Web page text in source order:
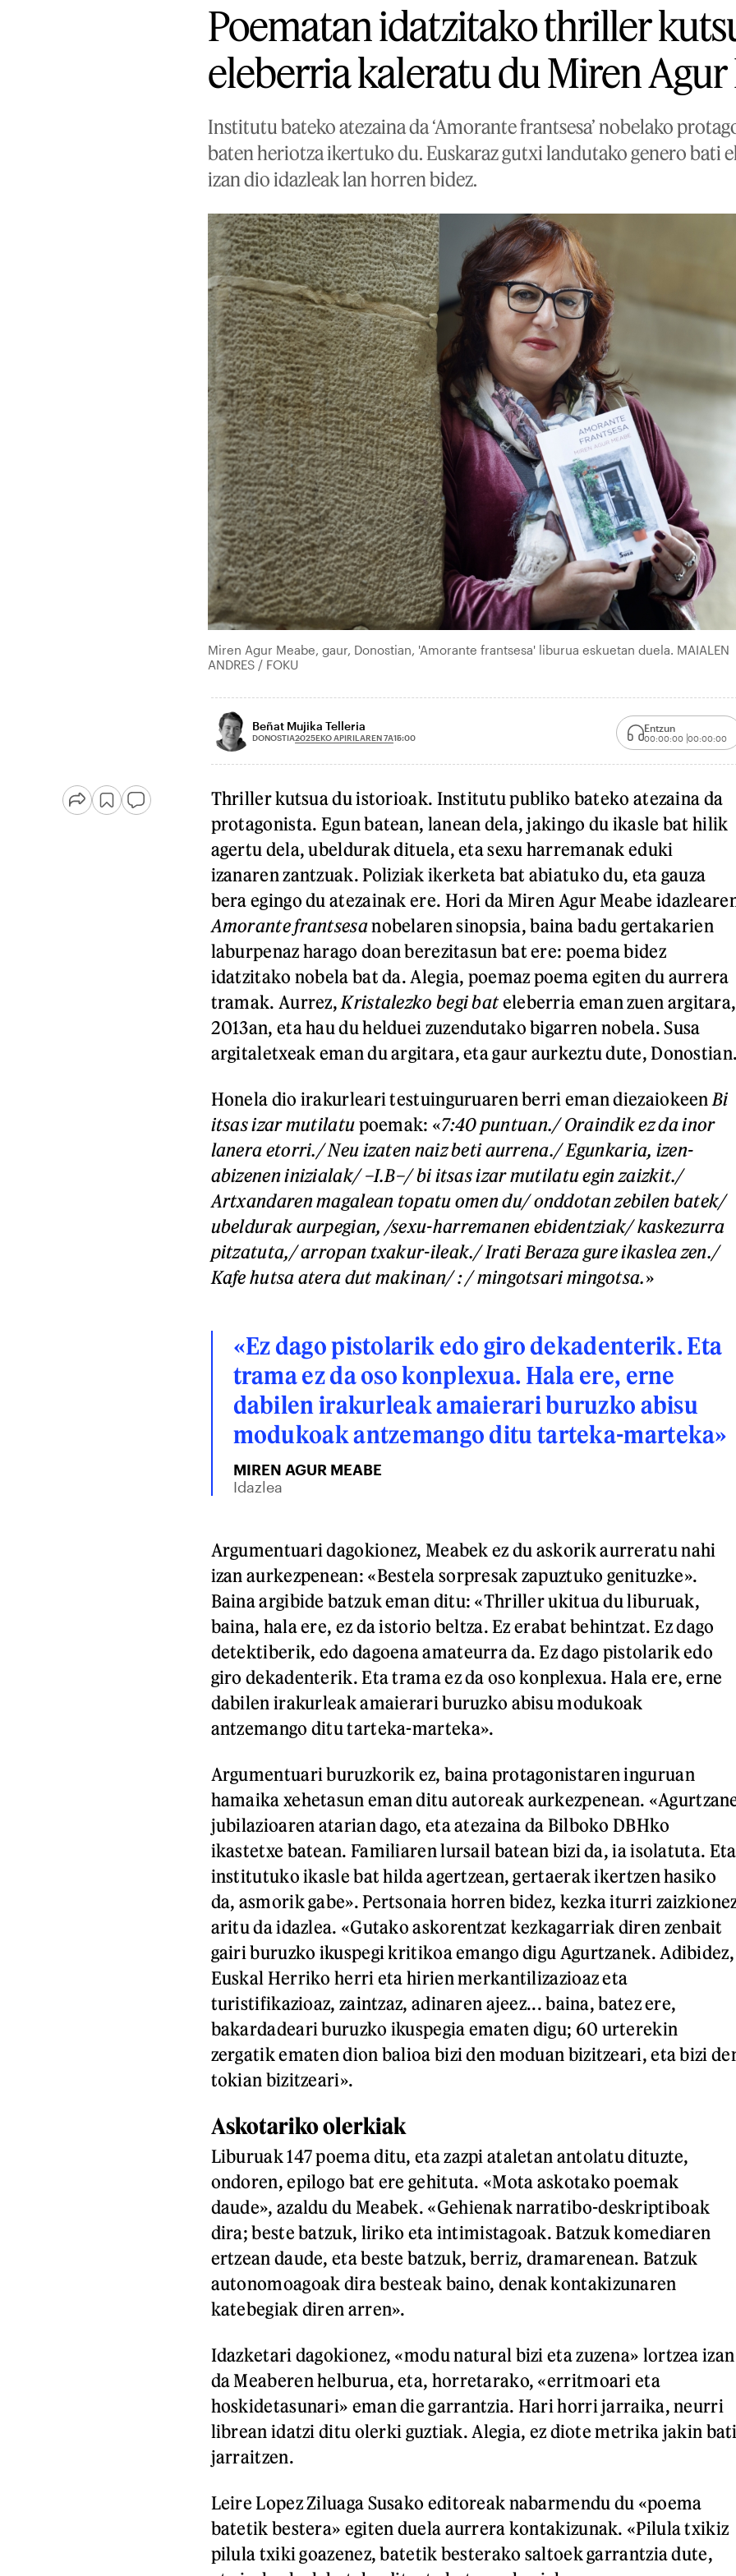
Poematan idatzitako thriller
eleberria kaleratu du Miren
Institutu bateko atezaina da ‘Amorante frantsesa’ nobelako
baten heriotza ikertuko du. Euskaraz gutxi landutako genero bati
izan dio idazleak lan horren bidez.
Miren Agur Meabe, gaur, Donostian, 'Amorante frantsesa' liburua eskuetan duela. MAIALEN
ANDRES / FOKU
Beñat Mujika Telleria
DONOSTIA2025EKO APIRILAREN 7A15:00
Entzun
00:00:00 00:00:00
Thriller kutsua du istorioak. Institutu publiko bateko atezaina da
protagonista. Egun batean, lanean dela, jakingo du ikasle bat hilik
agertu dela, ubeldurak dituela, eta sexu harremanak eduki
izanaren zantzuak. Poliziak ikerketa bat abiatuko du, eta gauza
bera egingo du atezainak ere. Hori da Miren Agur Meabe
Amorante frantsesanobelaren sinopsia, baina badu gertakarien
laburpenaz harago doan berezitasun bat ere: poema bidez
idatzitako nobela bat da. Alegia, poemaz poema egiten du aurrera
tramak. Aurrez, Kristalezko begi bateleberria eman zuen argitara,
2013an, eta hau du helduei zuzendutako bigarren nobela. Susa
argitaletxeak eman du argitara, eta gaur aurkeztu dute, Donostian.
Honela dio irakurleari testuinguruaren berri eman diezaiokeen Bi
itsas izar mutilatu poemak: «7:40 puntuan./ Oraindik ez da inor
lanera etorri./ Neu izaten naiz beti aurrena./ Egunkaria, izen-
abizenen inizialak/ –I.B–/ bi itsas izar mutilatu egin zaizkit./
Artxandaren magalean topatu omen du/ onddotan zebilen batek/
ubeldurak aurpegian, /sexu-harremanen ebidentziak/ kaskezurra
pitzatuta,/ arropan txakur-ileak./ Irati Beraza gure ikaslea zen./
Kafe hutsa atera dut makinan/ : / mingotsari mingotsa.»
«Ez dago pistolarik edo giro dekadenterik. Eta
trama ez da oso konplexua. Hala ere, erne
dabilen irakurleak amaierari buruzko abisu
modukoak antzemango ditu tarteka-marteka»
MIREN AGUR MEABE
Idazlea
Argumentuari dagokionez, Meabek ez du askorik aurreratu nahi
izan aurkezpenean: «Bestela sorpresak zapuztuko genituzke».
Baina argibide batzuk eman ditu: «Thriller ukitua du liburuak,
baina, hala ere, ez da istorio beltza. Ez erabat behintzat. Ez dago
detektiberik, edo dagoena amateurra da. Ez dago pistolarik edo
giro dekadenterik. Eta trama ez da oso konplexua. Hala ere, erne
dabilen irakurleak amaierari buruzko abisu modukoak
antzemango ditu tarteka-marteka».
Argumentuari buruzkorik ez, baina protagonistaren inguruan
hamaika xehetasun eman ditu autoreak aurkezpenean.
jubilazioaren atarian dago, eta atezaina da Bilboko DBHko
ikastetxe batean. Familiaren lursail batean bizi da, ia isolatuta. Eta
institutuko ikasle bat hilda agertzean, gertaerak ikertzen hasiko
da, asmorik gabe». Pertsonaia horren bidez, kezka iturri
aritu da idazlea. «Gutako askorentzat kezkagarriak diren zenbait
gairi buruzko ikuspegi kritikoa emango digu Agurtzanek. Adibidez,
Euskal Herriko herri eta hirien merkantilizazioaz eta
turistifikazioaz, zaintzaz, adinaren ajeez... baina, batez ere,
bakardadeari buruzko ikuspegia ematen digu; 60 urterekin
zergatik ematen dion balioa bizi den moduan bizitzeari, eta bizi
tokian bizitzeari».
Askotariko olerkiak
Liburuak 147 poema ditu, eta zazpi ataletan antolatu dituzte,
ondoren, epilogo bat ere gehituta. «Mota askotako poemak
daude», azaldu du Meabek. «Gehienak narratibo-deskriptiboak
dira; beste batzuk, liriko eta intimistagoak. Batzuk komediaren
ertzean daude, eta beste batzuk, berriz, dramarenean. Batzuk
autonomoagoak dira besteak baino, denak kontakizunaren
katebegiak diren arren».
Idazketari dagokionez, «modu natural bizi eta zuzena» lortzea izan
da Meaberen helburua, eta, horretarako, «erritmoari eta
hoskidetasunari» eman die garrantzia. Hari horri jarraika, neurri
librean idatzi ditu olerki guztiak. Alegia, ez diote metrika jakin bati
jarraitzen.
Leire Lopez Ziluaga Susako editoreak nabarmendu du «poema
batetik bestera» egiten duela aurrera kontakizunak. «Pilula txikiz
pilula txiki goazenez, batetik besterako saltoek garrantzia dute,